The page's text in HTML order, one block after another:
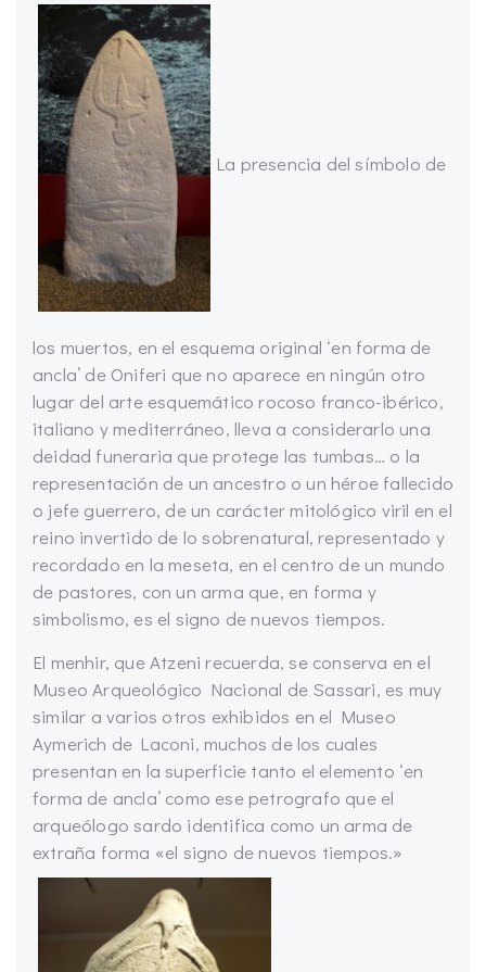
La presencia del símbolo de
los muertos, en el esquema original ‘en forma de
ancla’ de Oniferi que no aparece en ningún otro
lugar del arte esquemático rocoso franco-ibérico,
italiano y mediterráneo, lleva a considerarlo una
deidad funeraria que protege las tumbas… o la
representación de un ancestro o un héroe fallecido
o jefe guerrero, de un carácter mitológico viril en el
reino invertido de lo sobrenatural, representado y
recordado en la meseta, en el centro de un mundo
de pastores, con un arma que, en forma y
simbolismo, es el signo de nuevos tiempos.
El menhir, que Atzeni recuerda, se conserva en el
Museo Arqueológico Nacional de Sassari, es muy
similar a varios otros exhibidos en el Museo
Aymerich de Laconi, muchos de los cuales
presentan en la superficie tanto el elemento ‘en
forma de ancla’ como ese petrografo que el
arqueólogo sardo identifica como un arma de
extraña forma «el signo de nuevos tiempos.»